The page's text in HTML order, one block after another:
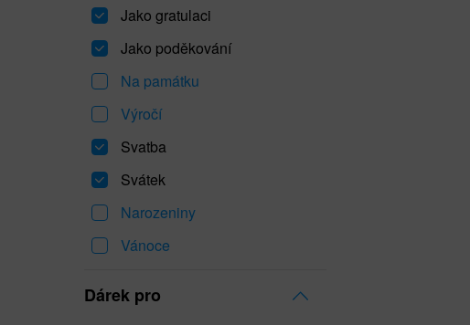
Jako gratulaci
Jako poděkování
Na památku
Výročí
Svatba
Svátek
Narozeniny
Vánoce
Dárek pro